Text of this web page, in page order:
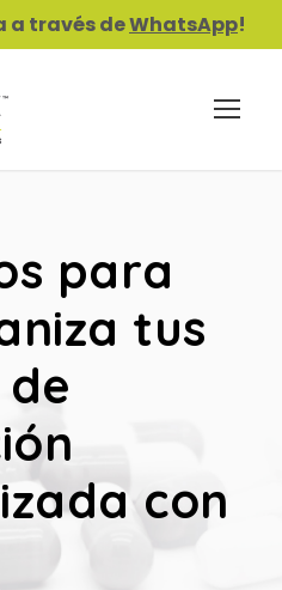
a través deWhatsApp!
para
tus
con